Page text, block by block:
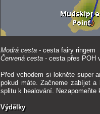
Modrá cesta - cesta fairy ringem
Červená cesta - cesta přes POH
Před vchodem si lokněte super
pokud máte. Začneme zabíjet
splitu k healování.
Výdělky